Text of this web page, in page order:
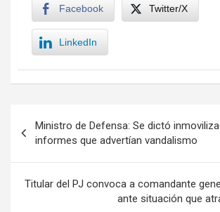
Facebook Twitter/X
LinkedIn
de
entradas
Ministro de Defensa: Se dictó
informes que advertían vandalismo
Titular del PJ convoca a comandante
ante situación que